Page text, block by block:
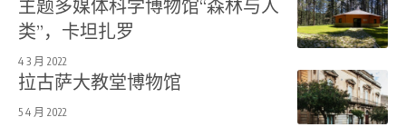
主题多媒体科学博物馆“森林与人
类”，卡坦扎罗
4 3 月 2022
拉古萨大教堂博物馆
5 4 月 2022